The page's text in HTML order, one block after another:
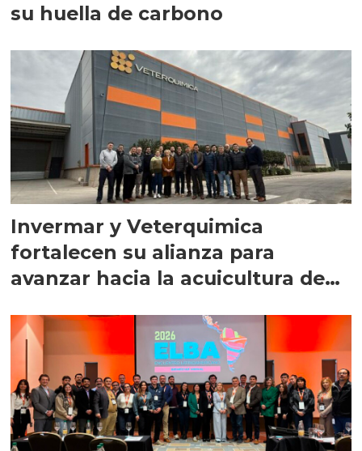
su huella de carbono
Invermar y Veterquimica
fortalecen su alianza para
avanzar hacia la acuicultura de